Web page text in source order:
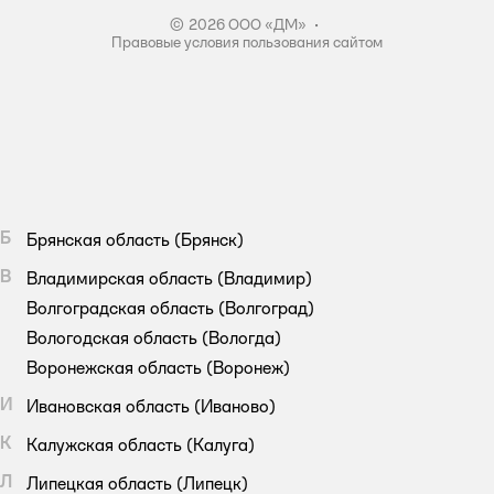
© 2026 ООО «ДМ» •
Правовые условия пользования сайтом
Б Брянская область (Брянск)
В
Владимирская область (Владимир)
Волгоградская область (Волгоград)
Вологодская область (Вологда)
Воронежская область (Воронеж)
И
Ивановская область (Иваново)
К
Калужская область (Калуга)
Л
Липецкая область (Липецк)